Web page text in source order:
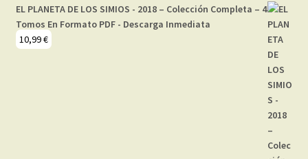
EL PLANETA DE LOS SIMIOS - 2018 – Colección Completa – 4
Tomos En Formato PDF - Descarga Inmediata
10,99€